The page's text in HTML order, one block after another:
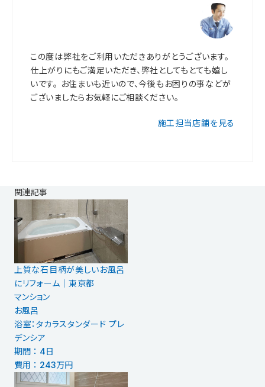
この度は弊社をご利用いただきありがとうございます。
仕上がりにもご満足いただき、弊社としてもとても嬉し
いです。 お住まいも近いので、今後もお困りの事などが
ございましたらお気軽にご相談ください。
施工担当店舗を見る
関連記事
上質な石目柄が美しいお風呂
にリフォーム｜東京都
マンション
お風呂
浴室：タカラスタンダード プレ
デンシア
期間 ： 4日
費用 ： 243万円